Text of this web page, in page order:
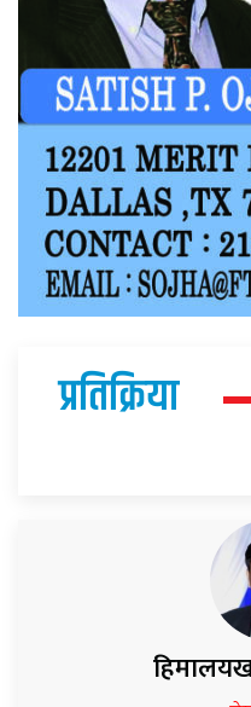
प्रतिक्रिया